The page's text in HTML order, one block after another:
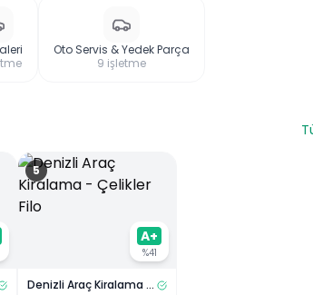
Oto Servis & Yedek Parça
9 işletme
5
A+
%41
Denizli Araç Kiralama - Çelikler Filo